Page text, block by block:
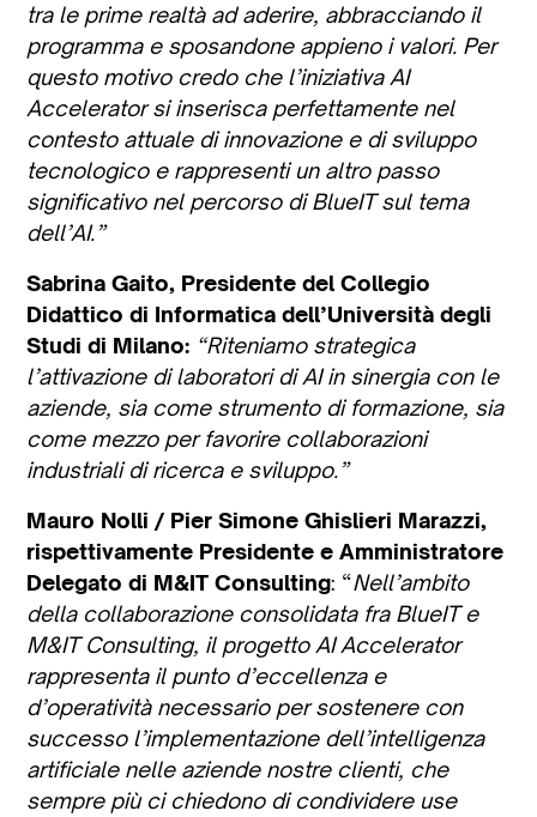
tra le prime realtà ad aderire, abbracciando il
programma e sposandone appieno i valori. Per
questo motivo credo che l’iniziativa AI
Accelerator si inserisca perfettamente nel
contesto attuale di innovazione e di sviluppo
tecnologico e rappresenti un altro passo
significativo nel percorso di BlueIT sul tema
dell’AI.”
Sabrina Gaito, Presidente del Collegio
Didattico di Informatica dell’Università degli
Studi di Milano: “Riteniamo strategica
l’attivazione di laboratori di AI in sinergia con le
aziende, sia come strumento di formazione, sia
come mezzo per favorire collaborazioni
industriali di ricerca e sviluppo.”
Mauro Nolli / Pier Simone Ghislieri Marazzi,
rispettivamente Presidente e Amministratore
Delegato di M&IT Consulting: “Nell’ambito
della collaborazione consolidata fra BlueIT e
M&IT Consulting, il progetto AI Accelerator
rappresenta il punto d’eccellenza e
d’operatività necessario per sostenere con
successo l’implementazione dell’intelligenza
artificiale nelle aziende nostre clienti, che
sempre più ci chiedono di condividere use